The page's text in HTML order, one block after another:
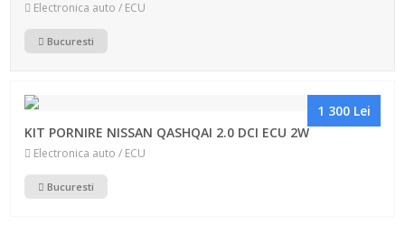
Electronica auto / ECU
Bucuresti
1 300 Lei
KIT PORNIRE NISSAN QASHQAI 2.0 DCI ECU 2W
Electronica auto / ECU
Bucuresti